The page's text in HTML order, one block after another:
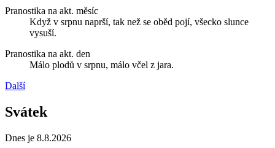
Pranostika na akt. měsíc
Když v srpnu naprší, tak než se oběd pojí, všecko slunce
vysuší.
Pranostika na akt. den
Málo plodů v srpnu, málo včel z jara.
Další
Svátek
Dnes je 8.8.2026